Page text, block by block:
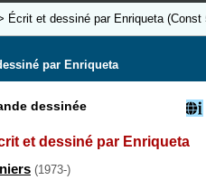
Écrit et dessiné par Enriqueta (Const
par Enriqueta
dessinée
et dessiné par Enriqueta
(1973-)